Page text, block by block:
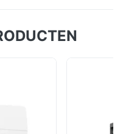
CAK-serie CNC-
en heeft de